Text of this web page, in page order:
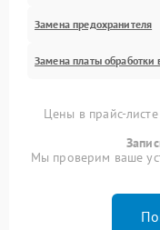
Замена предохранителя
Замена платы обработки
Цены в прайс-
Мы проверим ваше